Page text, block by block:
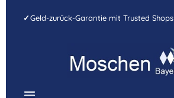
Zum Hauptinhalt springen
✓Geld-zurück-Garantie mit Trusted Shops